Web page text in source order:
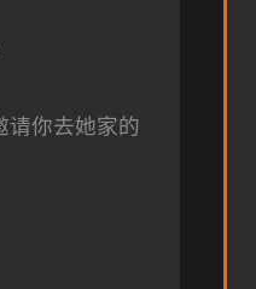
请你去她家的